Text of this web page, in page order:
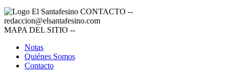
CONTACTO --
redaccion@elsantafesino.com
MAPA DEL SITIO --
Notas
Quiénes Somos
Contacto